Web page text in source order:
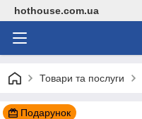
hothouse.com.ua
Товари та послуги
Подарунок